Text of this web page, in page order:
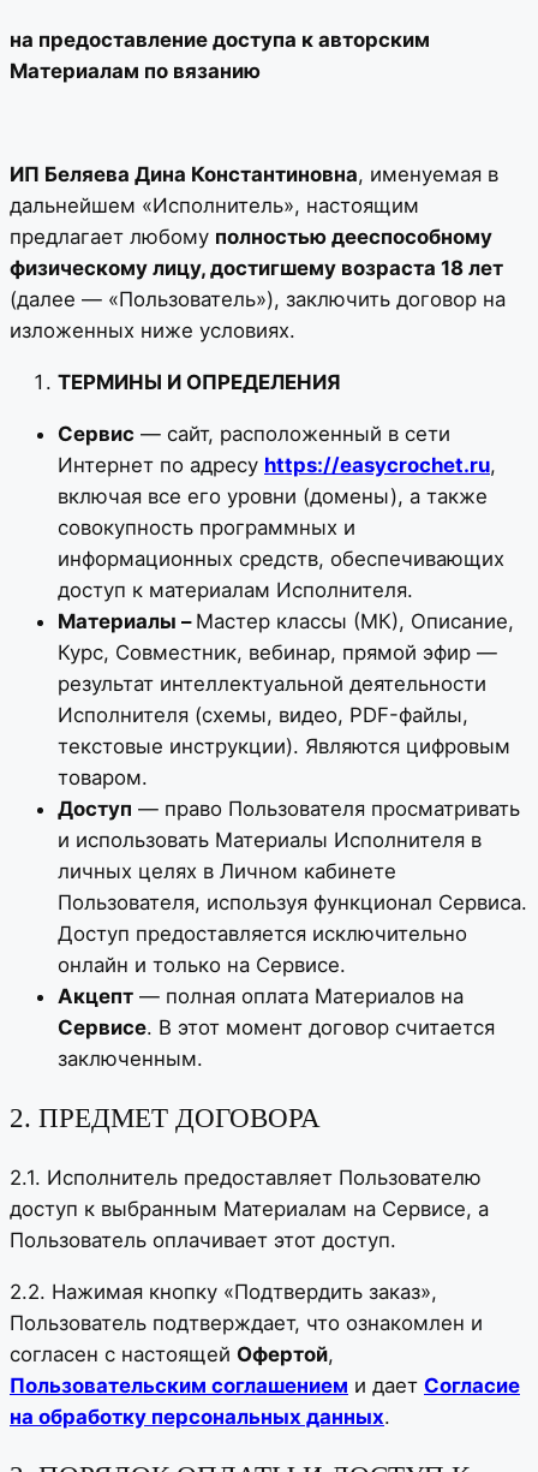
на предоставление доступа к авторским
Материалам по вязанию
ИП Беляева Дина Константиновна, именуемая в
дальнейшем «Исполнитель», настоящим
предлагает любому полностью дееспособному
физическому лицу, достигшему возраста 18 лет
(далее — «Пользователь»), заключить договор на
изложенных ниже условиях.
ТЕРМИНЫ И ОПРЕДЕЛЕНИЯ
Сервис — сайт, расположенный в сети
Интернет по адресу https://easycrochet.ru,
включая все его уровни (домены), а также
совокупность программных и
информационных средств, обеспечивающих
доступ к материалам Исполнителя.
Материалы – Мастер классы (МК), Описание,
Курс, Совместник, вебинар, прямой эфир —
результат интеллектуальной деятельности
Исполнителя (схемы, видео, PDF-файлы,
текстовые инструкции). Являются цифровым
товаром.
Доступ — право Пользователя просматривать
и использовать Материалы Исполнителя в
личных целях в Личном кабинете
Пользователя, используя функционал Сервиса.
Доступ предоставляется исключительно
онлайн и только на Сервисе.
Акцепт — полная оплата Материалов на
Сервисе. В этот момент договор считается
заключенным.
2. ПРЕДМЕТ ДОГОВОРА
2.1. Исполнитель предоставляет Пользователю
доступ к выбранным Материалам на Сервисе, а
Пользователь оплачивает этот доступ.
2.2. Нажимая кнопку «Подтвердить заказ»,
Пользователь подтверждает, что ознакомлен и
согласен с настоящей Офертой,
Пользовательским соглашением и дает Согласие
на обработку персональных данных.